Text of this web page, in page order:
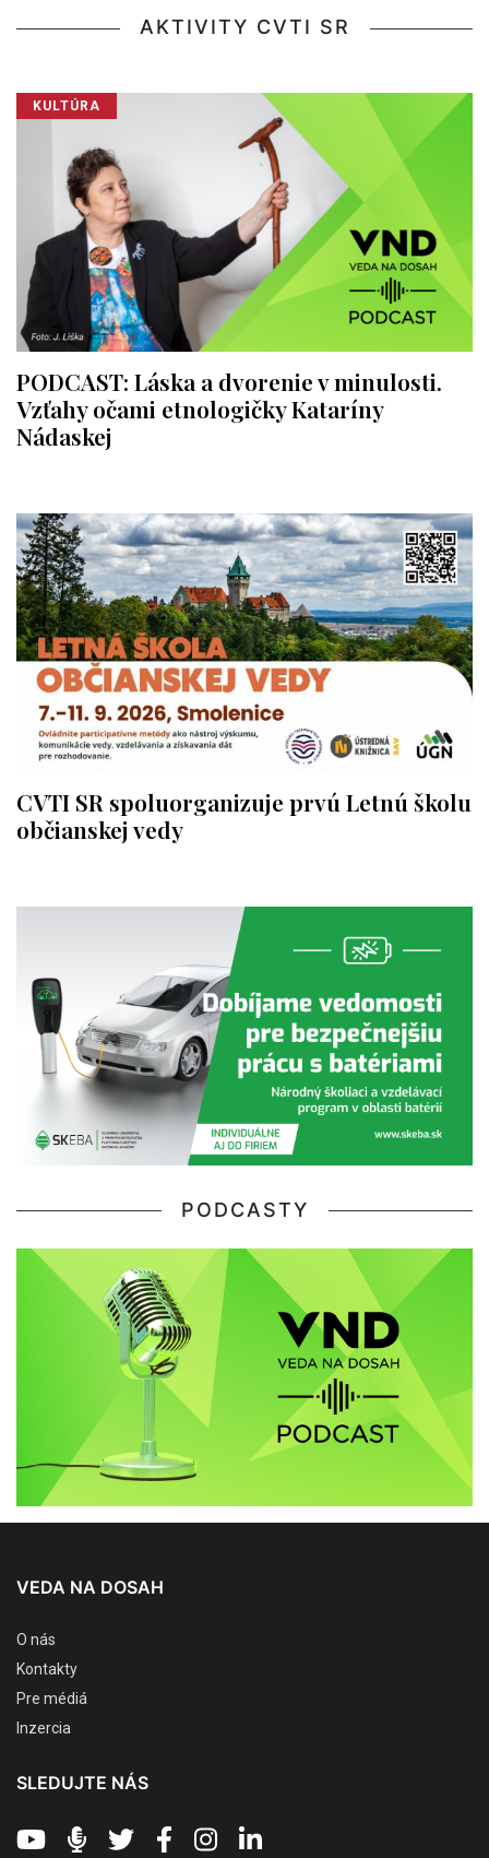
AKTIVITY CVTI SR
KULTÚRA
PODCAST: Láska a dvorenie v minulosti.
Vzťahy očami etnologičky Kataríny
Nádaskej
CVTI SR spoluorganizuje prvú Letnú školu
občianskej vedy
PODCASTY
VEDA NA DOSAH
O nás
Kontakty
Pre médiá
Inzercia
SLEDUJTE NÁS